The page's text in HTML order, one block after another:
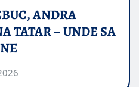
ANDRA
TATAR – UNDE SA